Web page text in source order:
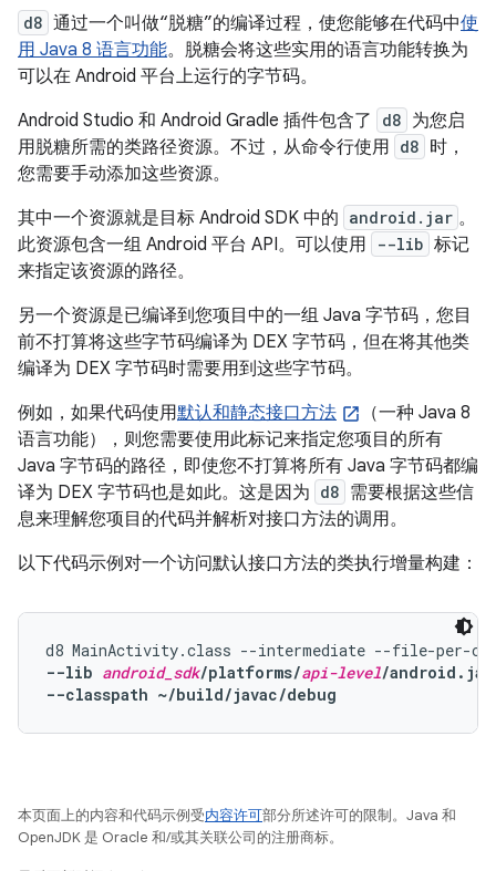
d8 通过一个叫做“脱糖”的编译过程，使您能够在代码中使
用 Java 8 语言功能。脱糖会将这些实用的语言功能转换为
可以在 Android 平台上运行的字节码。
Android Studio 和 Android Gradle 插件包含了
d8 为您启
用脱糖所需的类路径资源。不过，从命令行使用 d8 时，
您需要手动添加这些资源。
其中一个资源就是目标 Android SDK 中的 android.jar 。
此资源包含一组 Android 平台 API。可以使用
--lib 标记
来指定该资源的路径。
另一个资源是已编译到您项目中的一组 Java 字节码，您目
前不打算将这些字节码编译为 DEX 字节码，但在将其他类
编译为 DEX 字节码时需要用到这些字节码。
例如，如果代码使用默认和静态接口方法
（一种 Java 8
语言功能），则您需要使用此标记来指定您项目的所有
Java 字节码的路径，即使您不打算将所有 Java 字节码都编
译为 DEX 字节码也是如此。这是因为 d8 需要根据这些信
息来理解您项目的代码并解析对接口方法的调用。
以下代码示例对一个访问默认接口方法的类执行增量构建：
--lib android_sdk/platforms/api-level/android.jar
--classpath ~/build/javac/debug
本页面上的内容和代码示例受内容许可部分所述许可的限制。Java 和
OpenJDK 是 Oracle 和/或其关联公司的注册商标。